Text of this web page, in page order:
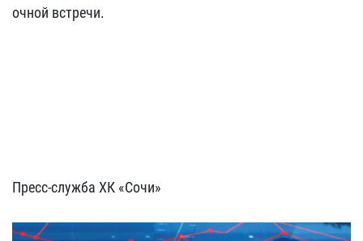
очной встречи.
Пресс-служба ХК «Сочи»